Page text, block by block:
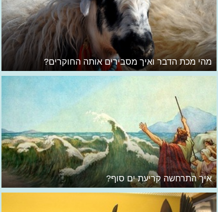
מהי מכת הדבר ואיך מסבירים אותה החוקרים?
איך התרחשה קריעת ים סוף?